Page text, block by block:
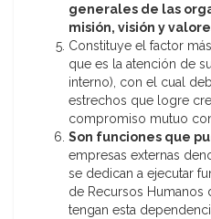
generales de las
misión, visión y
Constituye el factor
que es la atención de
interno), con el cual
estrechos que logre
compromiso mutuo
Son funciones que
empresas externas
se dedican a ejecutar
de Recursos Humanos
tengan esta